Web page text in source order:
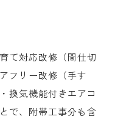
て対応改修（間仕切
フリー改修（手す
換気機能付きエアコ
で、附帯工事分も含